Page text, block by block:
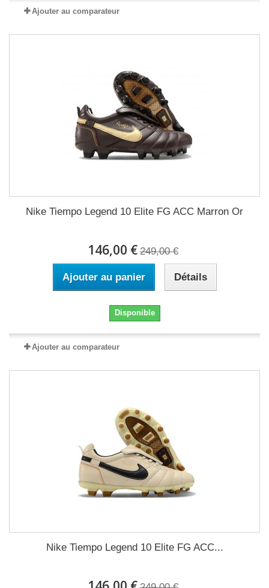
Ajouter au comparateur
Nike Tiempo Legend 10 Elite FG ACC Marron Or
146,00 € 249,00 €
Ajouter au panier Détails
Disponible
Ajouter au comparateur
Nike Tiempo Legend 10 Elite FG ACC...